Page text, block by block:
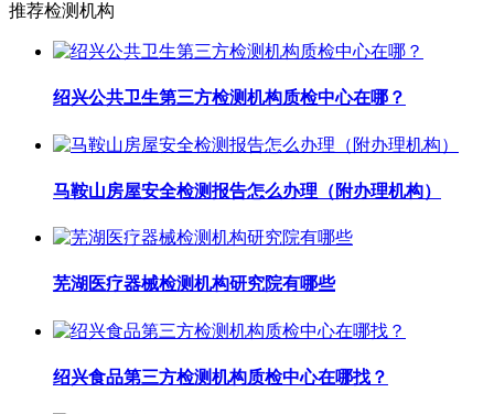
推荐检测机构
绍兴公共卫生第三方检测机构质检中心在哪？
马鞍山房屋安全检测报告怎么办理（附办理机构）
芜湖医疗器械检测机构研究院有哪些
绍兴食品第三方检测机构质检中心在哪找？